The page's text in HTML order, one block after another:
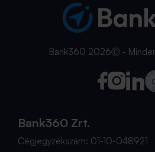
Bank360 2026Ⓒ -
Bank360 Zrt.
Cégjegyzékszám: 01-10-048921